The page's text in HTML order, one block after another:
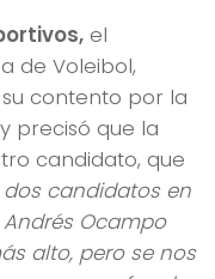
el
de Voleibol,
contento por la
precisó que la
candidato, que
dos candidatos en
Ocampo
alto, pero se nos